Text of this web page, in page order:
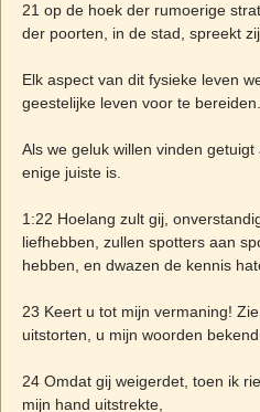
21 op de hoek der rumoerige
der poorten, in de stad, spreekt
Elk aspect van dit fysieke leven
geestelijke leven voor te bereiden.
Als we geluk willen vinden
enige juiste is.
1:22 Hoelang zult gij,
liefhebben, zullen spotters aan
hebben, en dwazen de kennis
23 Keert u tot mijn vermaning!
uitstorten, u mijn woorden
24 Omdat gij weigerdet, toen ik
mijn hand uitstrekte,